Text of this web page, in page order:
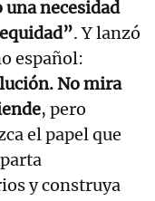
necesidad
. Y lanzó
español:
No mira
, pero
el papel que
y construya